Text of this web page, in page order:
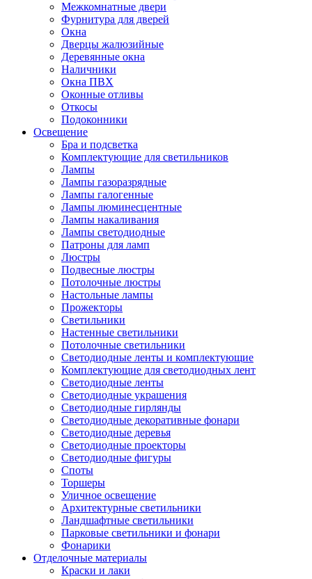
Межкомнатные двери
Фурнитура для дверей
Окна
Дверцы жалюзийные
Деревянные окна
Наличники
Окна ПВХ
Оконные отливы
Откосы
Подоконники
Освещение
Бра и подсветка
Комплектующие для светильников
Лампы
Лампы газоразрядные
Лампы галогенные
Лампы люминесцентные
Лампы накаливания
Лампы светодиодные
Патроны для ламп
Люстры
Подвесные люстры
Потолочные люстры
Настольные лампы
Прожекторы
Светильники
Настенные светильники
Потолочные светильники
Светодиодные ленты и комплектующие
Комплектующие для светодиодных лент
Светодиодные ленты
Светодиодные украшения
Светодиодные гирлянды
Светодиодные декоративные фонари
Светодиодные деревья
Светодиодные проекторы
Светодиодные фигуры
Споты
Торшеры
Уличное освещение
Архитектурные светильники
Ландшафтные светильники
Парковые светильники и фонари
Фонарики
Отделочные материалы
Краски и лаки